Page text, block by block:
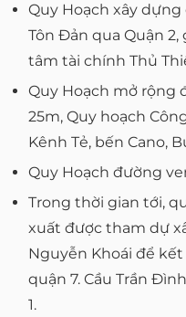
Quy Hoạch xây
Tôn Đản qua Quận
tâm tài chính Thủ
Quy Hoạch mở rộng
25m, Quy hoạch
Kênh Tẻ, bến Cano,
Quy Hoạch đường
Trong thời gian tới,
xuất được tham dự
Nguyễn Khoái để
quận 7. Cầu Trần
1.